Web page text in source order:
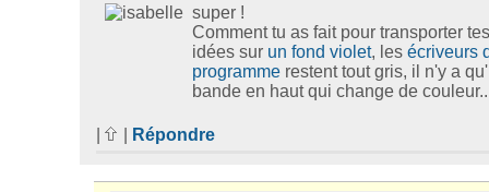
super !
Comment tu as fait pour transporter
idées sur un fond violet, lesécriveurs
programme restent tout gris, il n'y a
bande en haut qui change de
| Répondre